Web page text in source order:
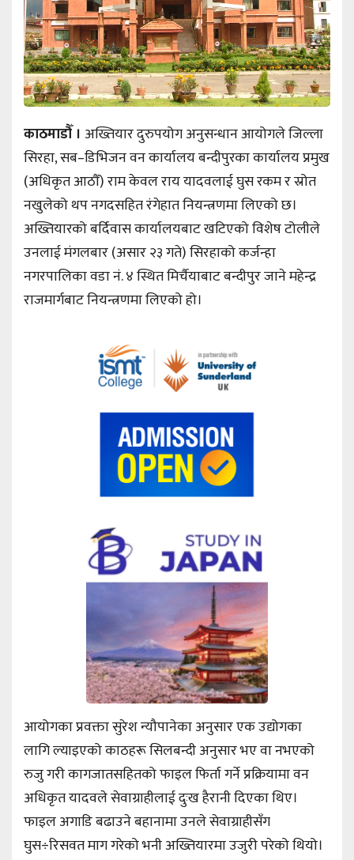
काठमाडौँ । अख्तियार दुरुपयोग अनुसन्धान आयोगले जिल्ला
सिरहा, सब–डिभिजन वन कार्यालय बन्दीपुरका कार्यालय प्रमुख
(अधिकृत आठौँ) राम केवल राय यादवलाई घुस रकम र स्रोत
नखुलेको थप नगदसहित रंगेहात नियन्त्रणमा लिएको छ।
अख्तियारको बर्दिवास कार्यालयबाट खटिएको विशेष टोलीले
उनलाई मंगलबार (असार २३ गते) सिरहाको कर्जन्हा
नगरपालिका वडा नं. ४ स्थित मिर्चैयाबाट बन्दीपुर जाने महेन्द्र
राजमार्गबाट नियन्त्रणमा लिएको हो।
आयोगका प्रवक्ता सुरेश न्यौपानेका अनुसार एक उद्योगका
लागि ल्याइएको काठहरू सिलबन्दी अनुसार भए वा नभएको
रुजु गरी कागजातसहितको फाइल फिर्ता गर्ने प्रक्रियामा वन
अधिकृत यादवले सेवाग्राहीलाई दुःख हैरानी दिएका थिए।
फाइल अगाडि बढाउने बहानामा उनले सेवाग्राहीसँग
घुस÷रिसवत माग गरेको भनी अख्तियारमा उजुरी परेको थियो।